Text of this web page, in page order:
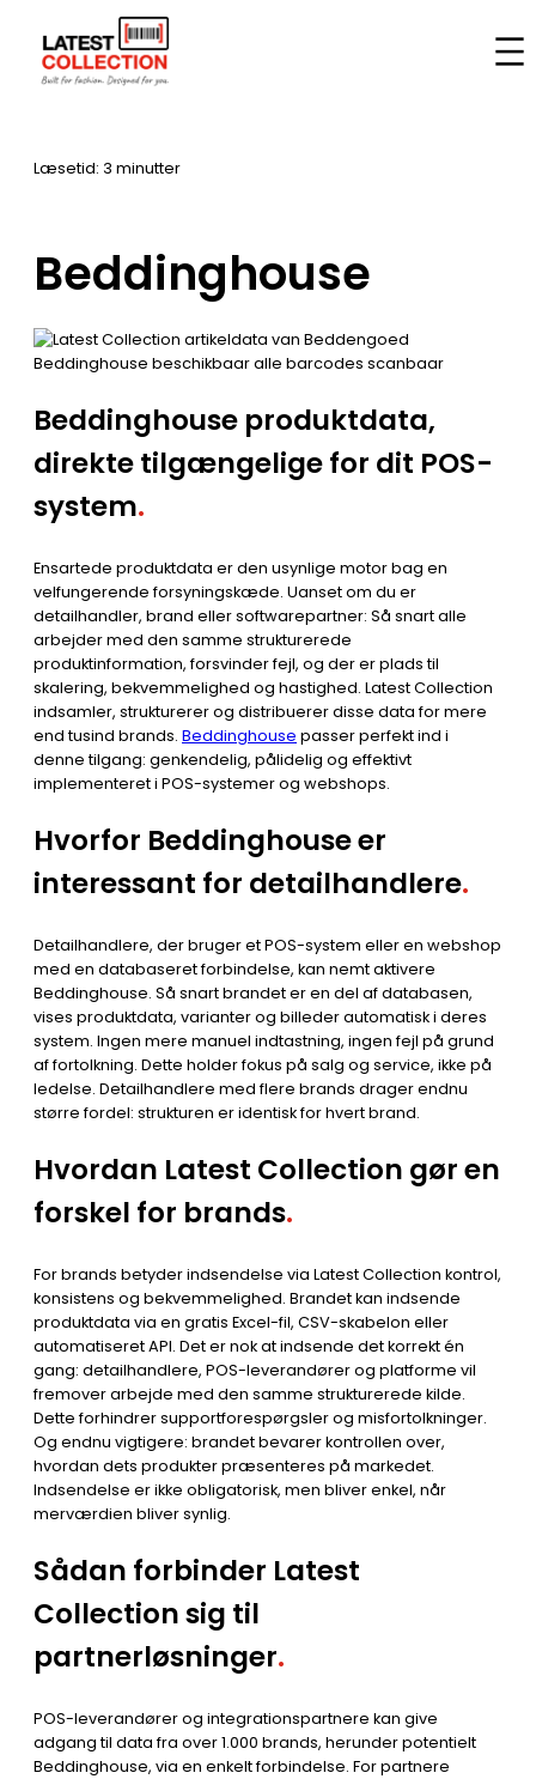
indhold
Hjem– Mærker–
Læsetid: 3 minutter
Beddinghouse
Beddinghouse produktdata,
direkte tilgængelige for dit POS-
system.
Ensartede produktdata er den usynlige motor bag en
velfungerende forsyningskæde. Uanset om du er
detailhandler, brand eller softwarepartner: Så snart alle
arbejder med den samme strukturerede
produktinformation, forsvinder fejl, og der er plads til
skalering, bekvemmelighed og hastighed. Latest Collection
indsamler, strukturerer og distribuerer disse data for mere
end tusind brands. Beddinghouse passer perfekt ind i
denne tilgang: genkendelig, pålidelig og effektivt
implementeret i POS-systemer og webshops.
Hvorfor Beddinghouse er
interessant for detailhandlere.
Detailhandlere, der bruger et POS-system eller en webshop
med en databaseret forbindelse, kan nemt aktivere
Beddinghouse. Så snart brandet er en del af databasen,
vises produktdata, varianter og billeder automatisk i deres
system. Ingen mere manuel indtastning, ingen fejl på grund
af fortolkning. Dette holder fokus på salg og service, ikke på
ledelse. Detailhandlere med flere brands drager endnu
større fordel: strukturen er identisk for hvert brand.
Hvordan Latest Collection gør en
forskel for brands.
For brands betyder indsendelse via Latest Collection kontrol,
konsistens og bekvemmelighed. Brandet kan indsende
produktdata via en gratis Excel-fil, CSV-skabelon eller
automatiseret API. Det er nok at indsende det korrekt én
gang: detailhandlere, POS-leverandører og platforme vil
fremover arbejde med den samme strukturerede kilde.
Dette forhindrer supportforespørgsler og misfortolkninger.
Og endnu vigtigere: brandet bevarer kontrollen over,
hvordan dets produkter præsenteres på markedet.
Indsendelse er ikke obligatorisk, men bliver enkel, når
merværdien bliver synlig.
Sådan forbinder Latest
Collection sig til
partnerløsninger.
POS-leverandører og integrationspartnere kan give
adgang til data fra over 1.000 brands, herunder potentielt
Beddinghouse, via en enkelt forbindelse. For partnere